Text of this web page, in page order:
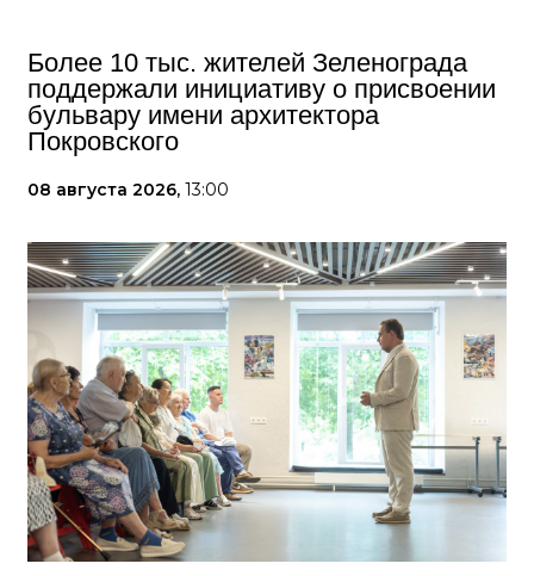
Более 10 тыс. жителей Зеленограда
поддержали инициативу о присвоении
бульвару имени архитектора
Покровского
08 августа 2026, 13:00